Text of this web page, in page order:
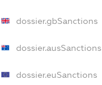
dossier.gbSanctions
dossier.ausSanctions
dossier.euSanctions